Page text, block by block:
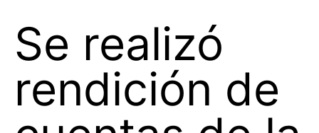
Se realizó
rendición de